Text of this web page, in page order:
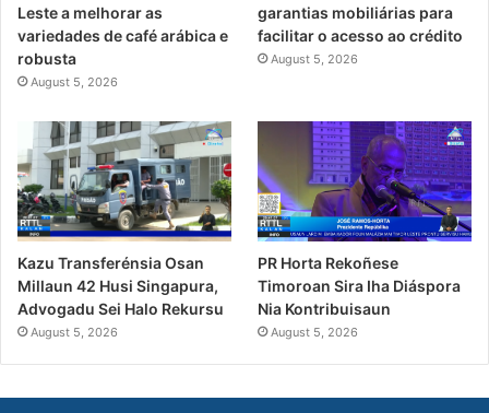
Leste a melhorar as
variedades de café arábica e
robusta
August 5, 2026
garantias mobiliárias para
facilitar o acesso ao crédito
August 5, 2026
Kazu Transferénsia Osan
Millaun 42 Husi Singapura,
Advogadu Sei Halo Rekursu
August 5, 2026
PR Horta Rekoñese
Timoroan Sira Iha Diáspora
Nia Kontribuisaun
August 5, 2026